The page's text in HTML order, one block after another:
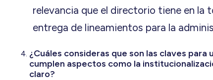
relevancia que el directorio tiene en la
entrega de lineamientos para la
¿Cuáles consideras que son las claves
cumplen aspectos como la
claro?